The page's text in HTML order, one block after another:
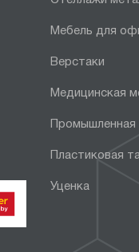
Мебель для
Верстаки
Медицинская
Промышленная
Пластиковая
Уценка